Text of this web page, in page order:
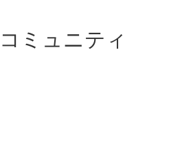
ミュニティ